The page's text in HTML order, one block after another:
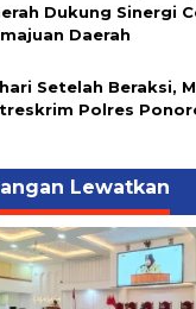
Dukung Sinergi
Daerah
Setelah Beraksi,
Polres
Lewatkan